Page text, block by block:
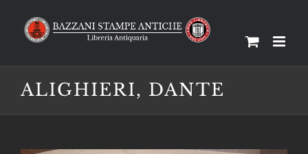
ALIGHIERI, DANTE